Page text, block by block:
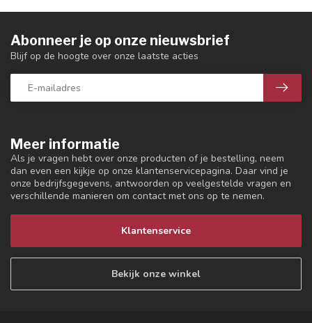
Meer informatie
Als je vragen hebt over onze producten of je bestelling, neem
dan even een kijkje op onze klantenservicepagina. Daar vind je
onze bedrijfsgegevens, antwoorden op veelgestelde vragen en
verschillende manieren om contact met ons op te nemen.
Klantenservice
Bekijk onze winkel
Abonneer je op onze nieuwsbrief
Blijf op de hoogte over onze laatste acties